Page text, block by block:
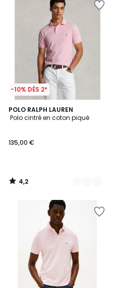
-10% DÈS 2*
POLO RALPH LAUREN
Polo cintré en coton piqué
€.
135,00 €
4,2
/ 5
5
Couleurs
4,2
/